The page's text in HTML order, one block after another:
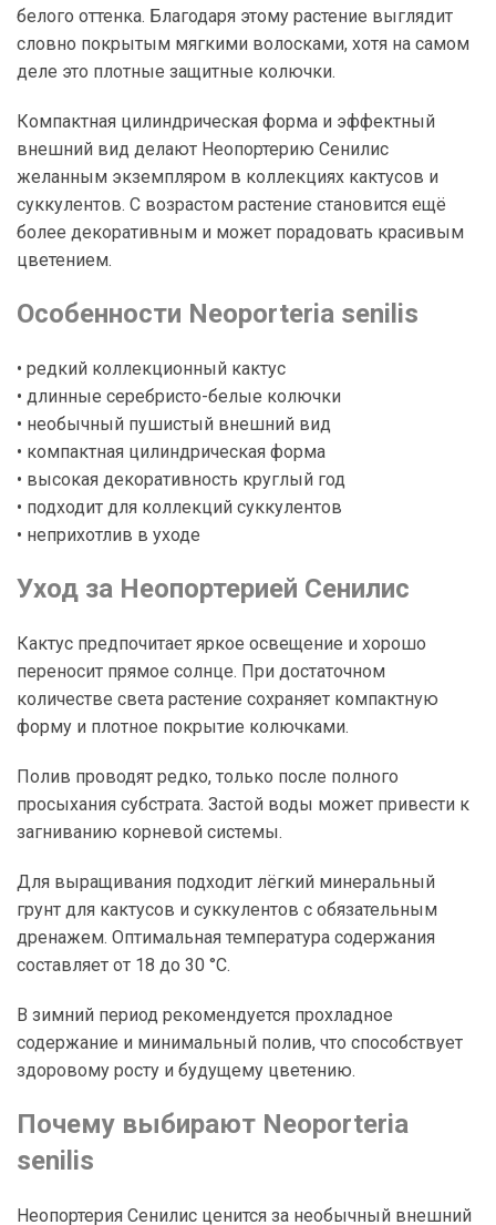
белого оттенка. Благодаря этому растение выглядит
словно покрытым мягкими волосками, хотя на самом
деле это плотные защитные колючки.
Компактная цилиндрическая форма и эффектный
внешний вид делают Неопортерию Сенилис
желанным экземпляром в коллекциях кактусов и
суккулентов. С возрастом растение становится ещё
более декоративным и может порадовать красивым
цветением.
Особенности Neoporteria senilis
• редкий коллекционный кактус
• длинные серебристо-белые колючки
• необычный пушистый внешний вид
• компактная цилиндрическая форма
• высокая декоративность круглый год
• подходит для коллекций суккулентов
• неприхотлив в уходе
Уход за Неопортерией Сенилис
Кактус предпочитает яркое освещение и хорошо
переносит прямое солнце. При достаточном
количестве света растение сохраняет компактную
форму и плотное покрытие колючками.
Полив проводят редко, только после полного
просыхания субстрата. Застой воды может привести к
загниванию корневой системы.
Для выращивания подходит лёгкий минеральный
грунт для кактусов и суккулентов с обязательным
дренажем. Оптимальная температура содержания
составляет от 18 до 30 °C.
В зимний период рекомендуется прохладное
содержание и минимальный полив, что способствует
здоровому росту и будущему цветению.
Почему выбирают Neoporteria
senilis
Неопортерия Сенилис ценится за необычный внешний